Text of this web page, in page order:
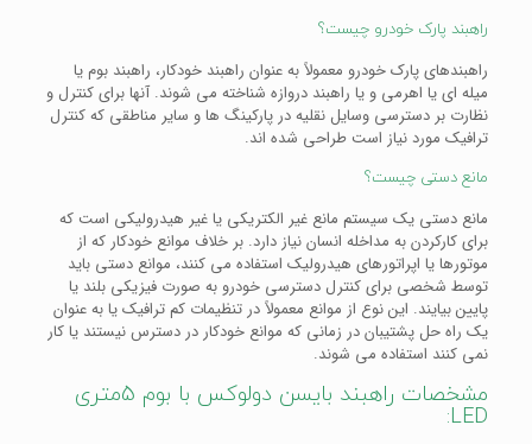
راهبند پارک خودرو چیست؟
راهبندهای پارک خودرو معمولاً به عنوان راهبند خودکار، راهبند بوم یا
میله ای یا اهرمی و یا راهبند دروازه شناخته می شوند. آنها برای کنترل و
نظارت بر دسترسی وسایل نقلیه در پارکینگ ها و سایر مناطقی که کنترل
ترافیک مورد نیاز است طراحی شده اند.
مانع دستی چیست؟
مانع دستی یک سیستم مانع غیر الکتریکی یا غیر هیدرولیکی است که
برای کارکردن به مداخله انسان نیاز دارد. بر خلاف موانع خودکار که از
موتورها یا اپراتورهای هیدرولیک استفاده می کنند، موانع دستی باید
توسط شخصی برای کنترل دسترسی خودرو به صورت فیزیکی بلند یا
پایین بیایند. این نوع از موانع معمولاً در تنظیمات کم ترافیک یا به عنوان
یک راه حل پشتیبان در زمانی که موانع خودکار در دسترس نیستند یا کار
نمی کنند استفاده می شوند.
مشخصات راهبند بایسن دولوکس با بوم 5متری
LED: